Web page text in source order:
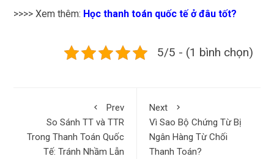
>>>> Xem thêm: Học thanh toán quốc tế ở đâu tốt?
5/5 - (1 bình chọn)
Prev
So Sánh TT và TTR
Trong Thanh Toán Quốc
Tế: Tránh Nhầm Lẫn
Next
Vì Sao Bộ Chứng Từ Bị
Ngân Hàng Từ Chối
Thanh Toán?